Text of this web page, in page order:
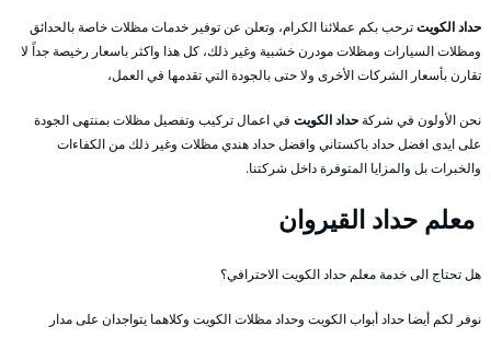
حداد الكويتترحب بكم عملائنا الكرام، وتعلن عن توفير خدمات مظلات خاصة بالحدائق
ومظلات السيارات ومظلات مودرن خشبية وغير ذلك، كل هذا واكثر باسعار رخيصة جداً لا
تقارن بأسعار الشركات الأخرى ولا حتى بالجودة التي تقدمها في العمل،
نحن الأولون في شركةحداد الكويت في اعمال تركيب وتفصيل مظلات بمنتهى الجودة
على ايدى افضل حداد باكستاني وافضل حداد هندي مظلات وغير ذلك من الكفاءات
والخبرات بل والمزايا المتوفرة داخل شركتنا.
معلم حداد القيروان
هل تحتاج الى خدمة معلم حداد الكويت الاحترافي؟
نوفر لكم أيضا حداد أبواب الكويت وحداد مظلات الكويت وكلاهما يتواجدان على مدار